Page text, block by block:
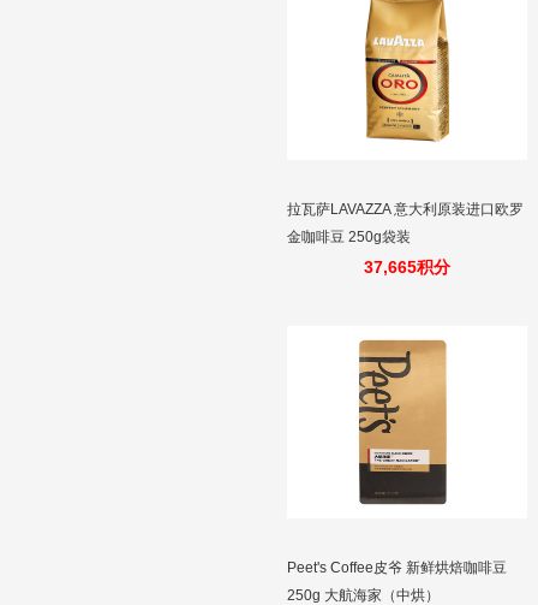
拉瓦萨LAVAZZA 意大利原装进口欧罗
金咖啡豆 250g袋装
37,665积分
Peet's Coffee皮爷 新鲜烘焙咖啡豆
250g 大航海家（中烘）